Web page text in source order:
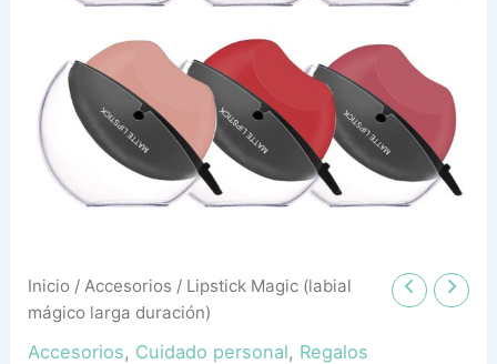
Inicio / Accesorios / Lipstick Magic (labial
mágico larga duración)
Accesorios, Cuidado personal, Regalos